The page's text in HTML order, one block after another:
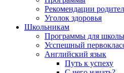
Рекомендации
Уголок здоровья
Школьникам
Программы для
Усспешный
Английский язык
Путь к успеху